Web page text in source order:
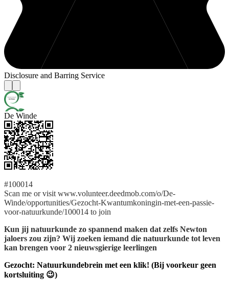
Disclosure and Barring Service
De Winde
#100014
Scan me or visit www.volunteer.deedmob.com/o/De-
Winde/opportunities/Gezocht-Kwantumkoningin-met-een-passie-
voor-natuurkunde/100014 to join
Kun jij natuurkunde zo spannend maken dat zelfs Newton
jaloers zou zijn? Wij zoeken iemand die natuurkunde tot leven
kan brengen voor 2 nieuwsgierige leerlingen
Gezocht: Natuurkundebrein met een klik! (Bij voorkeur geen
kortsluiting 😉)